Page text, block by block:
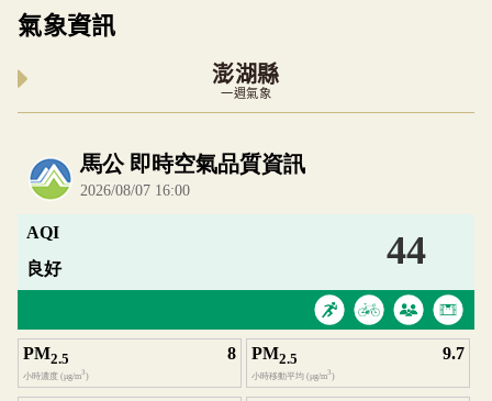
氣象資訊
澎湖縣
一週氣象
內嵌空氣品質小工具為視覺預覽，完整即時空